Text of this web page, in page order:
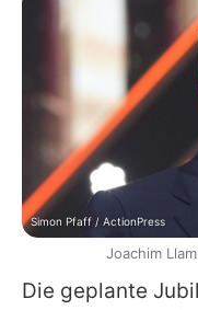
Die geplante
Simon Pfaff / ActionPress
Joachim